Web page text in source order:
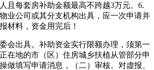
且每套房补助金额最高不跨越3万元。6.
业公司或其分支机构出具，应一次申请并
材料，资金用完后！
出具。补助资金实行限额办理，须第一
在地的市（区）住房城乡扶植从管部分申
做填写申请消息，（二）审核。对虚报、